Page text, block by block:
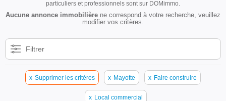
particuliers et professionnels sont sur DOMimmo.
Aucune annonce immobilière ne correspond à votre recherche, veuillez
modifier vos critères.
Filtrer
x Supprimer les critères x Mayotte x Faire construire
x Local commercial